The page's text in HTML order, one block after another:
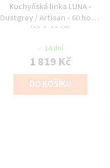
Kuchyňská linka LUNA -
Dustgrey / Artisan - 60 horní
(60 G-90 1F)
14 dní
1 819 Kč
DO KOŠÍKU